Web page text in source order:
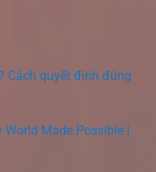
Cách quyết định đúng
World Made Possible |